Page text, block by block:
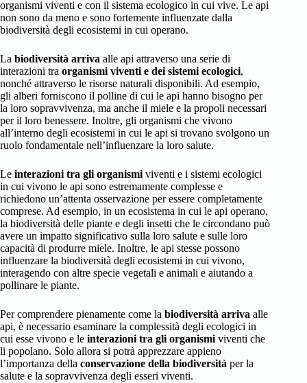
organismi viventi e con il sistema ecologico in cui vive. Le api
non sono da meno e sono fortemente influenzate dalla
biodiversità degli ecosistemi in cui operano.
La biodiversità arriva alle api attraverso una serie di
interazioni tra organismi viventi e dei sistemi ecologici,
nonché attraverso le risorse naturali disponibili. Ad esempio,
gli alberi forniscono il polline di cui le api hanno bisogno per
la loro sopravvivenza, ma anche il miele e la propoli necessari
per il loro benessere. Inoltre, gli organismi che vivono
all’interno degli ecosistemi in cui le api si trovano svolgono un
ruolo fondamentale nell’influenzare la loro salute.
Le interazioni tra gli organismi viventi e i sistemi ecologici
in cui vivono le api sono estremamente complesse e
richiedono un’attenta osservazione per essere completamente
comprese. Ad esempio, in un ecosistema in cui le api operano,
la biodiversità delle piante e degli insetti che le circondano può
avere un impatto significativo sulla loro salute e sulle loro
capacità di produrre miele. Inoltre, le api stesse possono
influenzare la biodiversità degli ecosistemi in cui vivono,
interagendo con altre specie vegetali e animali e aiutando a
pollinare le piante.
Per comprendere pienamente come la biodiversità arriva alle
api, è necessario esaminare la complessità degli ecologici in
cui esse vivono e le interazioni tra gli organismi viventi che
li popolano. Solo allora si potrà apprezzare appieno
l’importanza della conservazione della biodiversità per la
salute e la sopravvivenza degli esseri viventi.